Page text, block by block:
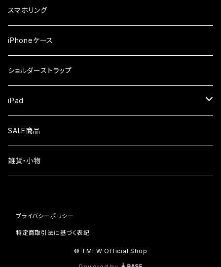
ガラスフィルム
らくらくスマホ
ガラスフィルム
OPPO
ガラスフィルム
Xiaomi
ガラスフィルム
iPhone17ProMax
iPhone16
iPhone15
iPhone13
スマホリング
iPhoneケース
ショルダーストラップ
iPad
液晶フィルム
SALE商品
雑貨・小物
プライバシーポリシー
特定商取引法に基づく表記
© TMFW Official Shop